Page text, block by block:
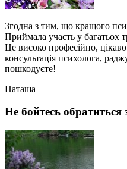
Згодна з тим, що кращого
Приймала участь у багатьох
Це високо професійно,
консультація психолога,
пошкодуєте!
Наташа
Не бойтесь